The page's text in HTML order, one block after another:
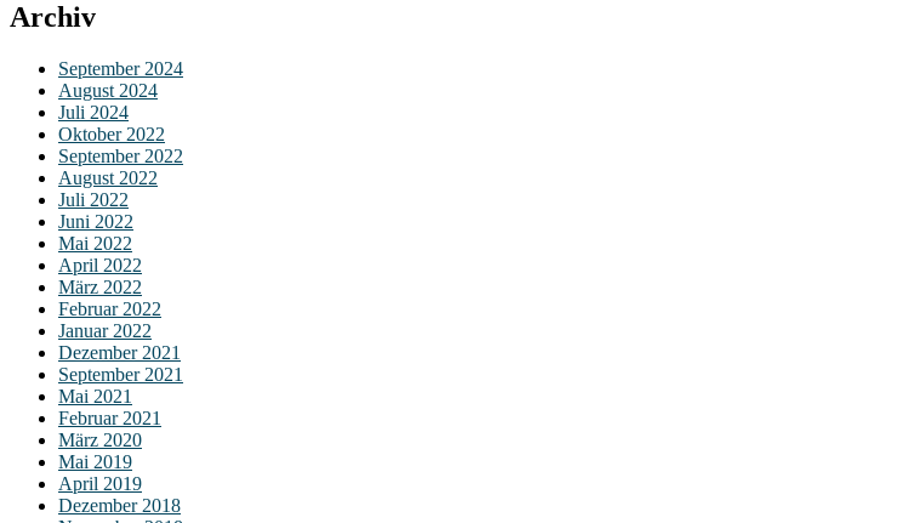
Archiv
September 2024
August 2024
Juli 2024
Oktober 2022
September 2022
August 2022
Juli 2022
Juni 2022
Mai 2022
April 2022
März 2022
Februar 2022
Januar 2022
Dezember 2021
September 2021
Mai 2021
Februar 2021
März 2020
Mai 2019
April 2019
Dezember 2018